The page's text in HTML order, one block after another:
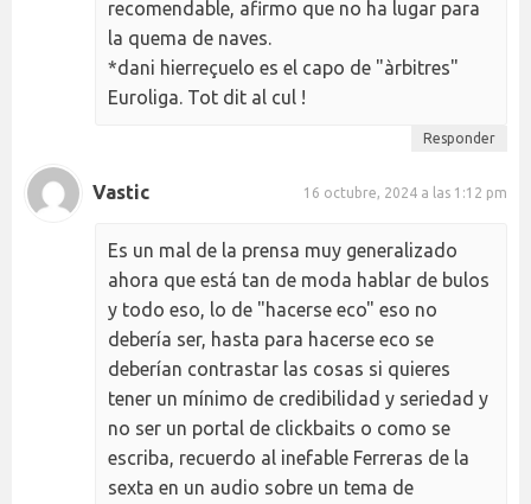
recomendable, afirmo que no ha lugar para
la quema de naves.
*dani hierreçuelo es el capo de "àrbitres"
Euroliga. Tot dit al cul !
Responder
Vastic 16 octubre, 2024 a las 1:12 pm
Es un mal de la prensa muy generalizado
ahora que está tan de moda hablar de bulos
y todo eso, lo de "hacerse eco" eso no
debería ser, hasta para hacerse eco se
deberían contrastar las cosas si quieres
tener un mínimo de credibilidad y seriedad y
no ser un portal de clickbaits o como se
escriba, recuerdo al inefable Ferreras de la
sexta en un audio sobre un tema de